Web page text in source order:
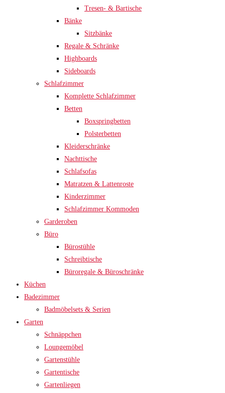
Tresen- & Bartische
Bänke
Sitzbänke
Regale & Schränke
Highboards
Sideboards
Schlafzimmer
Komplette Schlafzimmer
Betten
Boxspringbetten
Polsterbetten
Kleiderschränke
Nachttische
Schlafsofas
Matratzen & Lattenroste
Kinderzimmer
Schlafzimmer Kommoden
Garderoben
Büro
Bürostühle
Schreibtische
Büroregale & Büroschränke
Küchen
Badezimmer
Badmöbelsets & Serien
Garten
Schnäppchen
Loungemöbel
Gartenstühle
Gartentische
Gartenliegen